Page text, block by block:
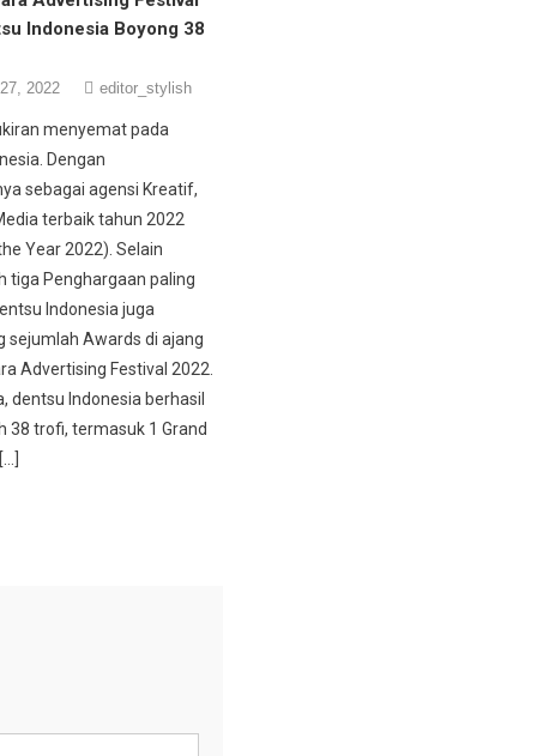
Indonesia Boyong 38
2022 editor_stylish
menyemat pada
Dengan
sebagai agensi Kreatif,
terbaik tahun 2022
Year 2022). Selain
tiga Penghargaan paling
Indonesia juga
sejumlah Awards di ajang
Advertising Festival 2022.
dentsu Indonesia berhasil
38 trofi, termasuk 1 Grand